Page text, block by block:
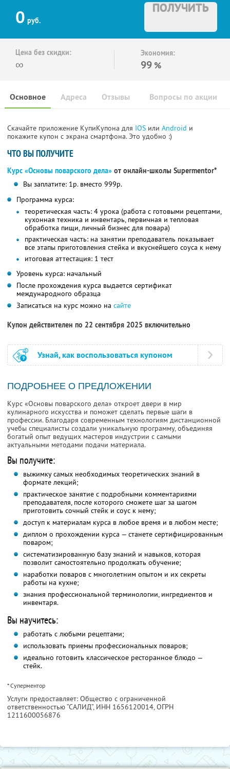
0 руб.
ПОЛУЧИТЬ
Цена без скидки:
∞
Экономия:
99 %
Основное Отзывы Вопросы по акции
Адреса
Скачайте приложение КупиКупона для IOS или Android и
покажите купон с экрана смартфона. Это удобно :)
ЧТО ВЫ ПОЛУЧИТЕ
Курс «Основы поварского дела» от онлайн-школы Supermentor*
Вы заплатите: 1р. вместо 999р.
Программа курса:
теоретическая часть: 4 урока (работа с готовыми рецептами,
кухонная техника и инвентарь, первичная и тепловая
обработка пищи, личный бизнес для повара)
практическая часть: на занятии преподаватель показывает
все этапы приготовления стейка и вкуснейшего соуса к нему
итоговая аттестация: 1 тест
Уровень курса: начальный
После прохождения курса выдается сертификат
международного образца
Записаться на курс можно на сайте
Купон действителен по 22 сентября 2025 включительно
Узнай, как воспользоваться купоном
ПОДРОБНЕЕ О ПРЕДЛОЖЕНИИ
Курс «Основы поварского дела» откроет двери в мир
кулинарного искусства и поможет сделать первые шаги в
профессии. Благодаря современным технологиям дистанционной
учебы специалисты создали уникальную программу, объединяя
богатый опыт ведущих мастеров индустрии с самыми
актуальными методами подачи материала.
Вы получите:
выжимку самых необходимых теоретических знаний в
формате лекций;
практическое занятие с подробными комментариями
преподавателя, после которого сможете шаг за шагом
приготовить сочный стейк и соус к нему;
доступ к материалам курса в любое время и в любом месте;
диплом о прохождении курса — станете сертифицированным
поваром;
систематизированную базу знаний и навыков, которая
позволит самостоятельно продолжать обучение;
наработки поваров с многолетним опытом и их секреты
работы на кухне;
знания профессиональной терминологии, ингредиентов и
инвентаря.
Вы научитесь:
работать с любыми рецептами;
использовать приемы профессиональных поваров;
идеально готовить классическое ресторанное блюдо —
стейк.
* Суперментор
Услуги предоставляет: Общество с ограниченной
ответственностью “САЛИД”, ИНН 1656120014, ОГРН
1211600056876